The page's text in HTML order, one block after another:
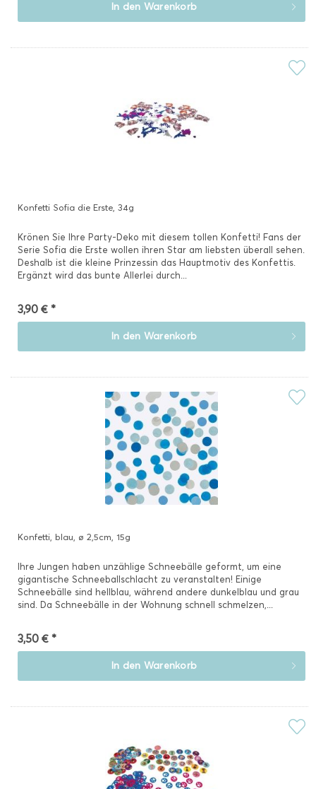
In den Warenkorb
Konfetti Sofia die Erste, 34g
Krönen Sie Ihre Party-Deko mit diesem tollen Konfetti! Fans der
Serie Sofia die Erste wollen ihren Star am liebsten überall sehen.
Deshalb ist die kleine Prinzessin das Hauptmotiv des Konfettis.
Ergänzt wird das bunte Allerlei durch...
3,90 € *
In den Warenkorb
Konfetti, blau, ø 2,5cm, 15g
Ihre Jungen haben unzählige Schneebälle geformt, um eine
gigantische Schneeballschlacht zu veranstalten! Einige
Schneebälle sind hellblau, während andere dunkelblau und grau
sind. Da Schneebälle in der Wohnung schnell schmelzen,...
3,50 € *
In den Warenkorb